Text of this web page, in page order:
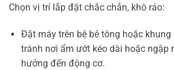
Chọn vị trí lắp đặt chắc chắn, khô ráo:
Đặt máy trên bệ bê tông hoặc
tránh nơi ẩm ướt kéo dài hoặc ngập
hưởng đến động cơ.